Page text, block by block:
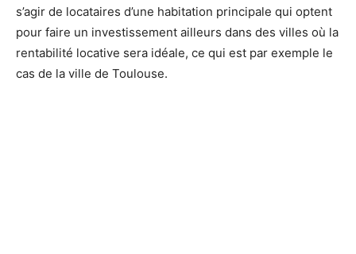
s’agir de locataires d’une habitation principale qui optent
pour faire un investissement ailleurs dans des villes où la
rentabilité locative sera idéale, ce qui est par exemple le
cas de la ville de Toulouse.